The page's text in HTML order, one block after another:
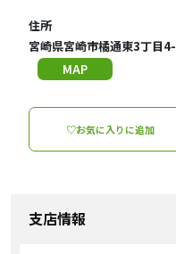
住所
宮崎県宮崎市橘通東3丁目
MAP
♡お気に入りに追加
支店情報